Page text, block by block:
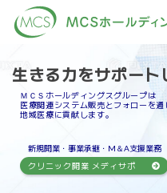
生きる力をサポート
ＭＣＳホールディングスグループは
医療関連システム販売とフォローを通
地域医療に貢献します。
新規開業・事業承継・M＆A支援業務
クリニック開業 メディサポ